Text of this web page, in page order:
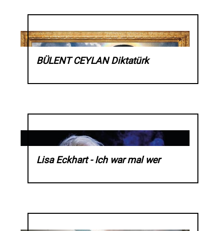
BÜLENT CEYLAN Diktatürk
Lisa Eckhart - Ich war mal wer